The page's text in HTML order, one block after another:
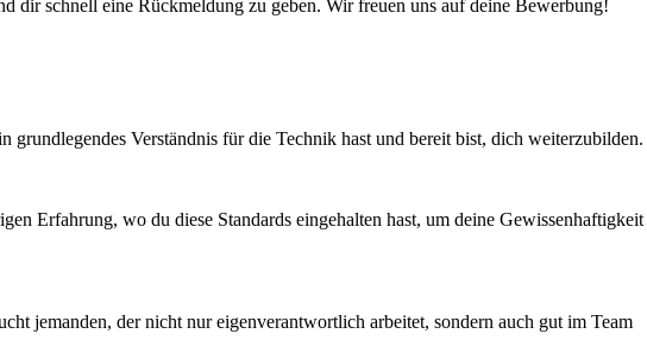
dir schnell eine Rückmeldung zu geben. Wir freuen uns auf deine Bewerbung!
Verständnis für die Technik hast und bereit bist, dich weiterzubilden.
Erfahrung, wo du diese Standards eingehalten hast, um deine Gewissenhaftigkeit
jemanden, der nicht nur eigenverantwortlich arbeitet, sondern auch gut im Team